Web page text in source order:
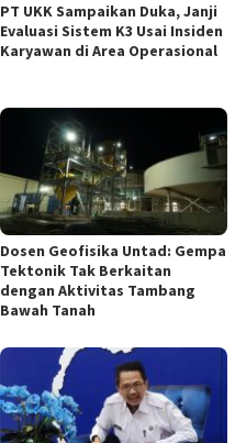
PT UKK Sampaikan Duka, Janji
Evaluasi Sistem K3 Usai Insiden
Karyawan di Area Operasional
Dosen Geofisika Untad: Gempa
Tektonik Tak Berkaitan
dengan Aktivitas Tambang
Bawah Tanah